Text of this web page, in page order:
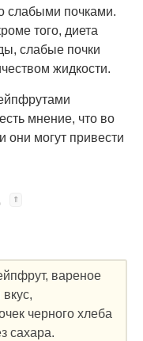
слабыми почками.
того, диета
слабые почки
жидкости.
мнение, что во
они могут привести
вареное
черного хлеба
сахара.